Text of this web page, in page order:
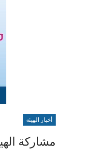
أخبار الهيئة
مشاركة